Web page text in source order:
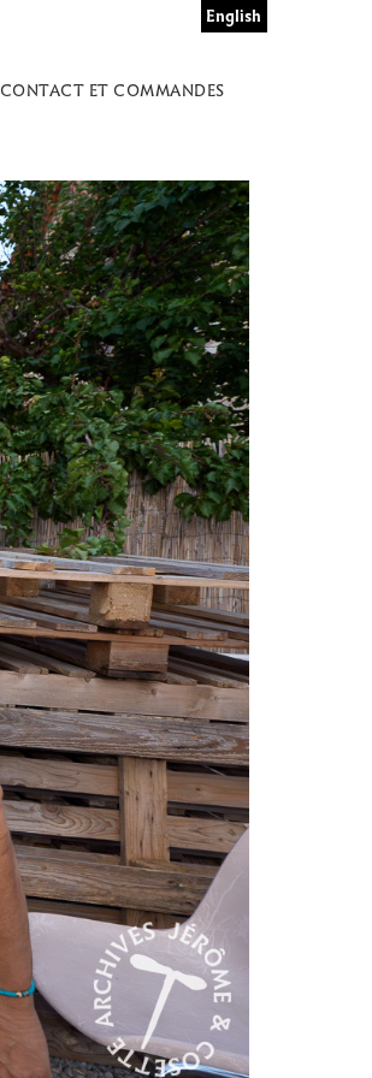
English
CONTACT ET COMMANDES